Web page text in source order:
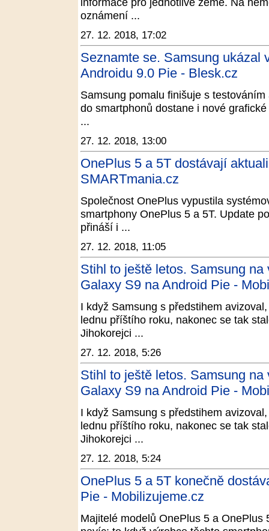
oznámení ...
27. 12. 2018, 17:02
Seznamte se. Samsung ukázal
Androidu 9.0 Pie - Blesk.cz
Samsung pomalu finišuje s
do smartphonů dostane i nové
...
27. 12. 2018, 13:00
OnePlus 5 a 5T dostávají
SMARTmania.cz
Společnost OnePlus vypustila
smartphony OnePlus 5 a 5T. Update
přináší i ...
27. 12. 2018, 11:05
Stihl to ještě letos. Samsung
Galaxy S9 na Android Pie -
I když Samsung s předstihem
lednu příštího roku, nakonec se tak
Jihokorejci ...
27. 12. 2018, 5:26
Stihl to ještě letos. Samsung
Galaxy S9 na Android Pie -
I když Samsung s předstihem
lednu příštího roku, nakonec se tak
Jihokorejci ...
27. 12. 2018, 5:24
OnePlus 5 a 5T konečně
Pie - Mobilizujeme.cz
Majitelé modelů OnePlus 5 a